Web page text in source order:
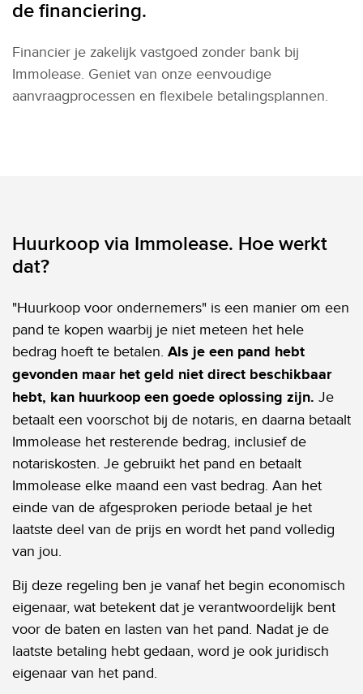
de financiering.
Financier je zakelijk vastgoed zonder bank bij
Immolease. Geniet van onze eenvoudige
aanvraagprocessen en flexibele betalingsplannen.
Huurkoop via Immolease. Hoe werkt
dat?
"Huurkoop voor ondernemers" is een manier om een
pand te kopen waarbij je niet meteen het hele
bedrag hoeft te betalen. Als je een pand hebt
gevonden maar het geld niet direct beschikbaar
hebt, kan huurkoop een goede oplossing zijn. Je
betaalt een voorschot bij de notaris, en daarna betaalt
Immolease het resterende bedrag, inclusief de
notariskosten. Je gebruikt het pand en betaalt
Immolease elke maand een vast bedrag. Aan het
einde van de afgesproken periode betaal je het
laatste deel van de prijs en wordt het pand volledig
van jou.
Bij deze regeling ben je vanaf het begin economisch
eigenaar, wat betekent dat je verantwoordelijk bent
voor de baten en lasten van het pand. Nadat je de
laatste betaling hebt gedaan, word je ook juridisch
eigenaar van het pand.